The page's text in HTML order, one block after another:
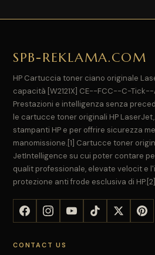
SPB-REKLAMA.COM
HP Cartuccia toner ciano originale
capacità [W2121X] CE--FCC--C-Tick--
Prestazioni e intelligenza senza
le cartucce toner originali HP
stampanti HP e per offrire sicurezza
manomissione.[1] Cartucce toner
JetIntelligence su cui poter contare
qualit professionale, elevate velocit e
protezione anti frode esclusiva di HP.[2]
CONTACT US